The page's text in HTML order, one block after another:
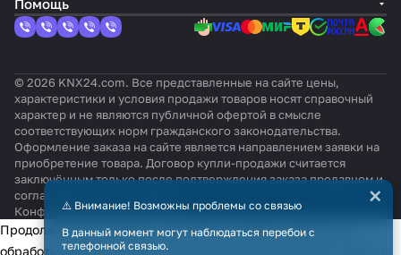
Помощь
© 2026 KNX24.com. Все представленные на сайте цены,
характеристики и условия продажи товаров носят справочный
характер и не являются публичной офертой в смысле
соответствующих норм гражданского законодательства.
Оформление заказа на сайте является направлением заявки на
приобретение товара. Договор купли-продажи считается
заключённым только после подтверждения заказа продавцом и
согласования всех условий.
КонфиденциальностьОферта
⚠️ Внимание! Возможны проблемы со связью
В данный момент могут наблюдаться перебои с
телефонной связью.
×
Продолжая использовать наш сайт, вы даёте согласие на
обработку файлов cookie в целях функционирования сайта и